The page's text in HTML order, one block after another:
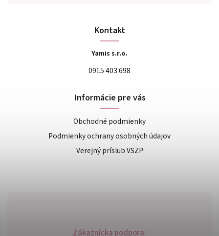
Zákaznícka podpora:
Kontakt
Yamis s.r.o.
0915 403 698
Informácie pre vás
Obchodné podmienky
Podmienky ochrany osobných údajov
Verejný príslub VSZP